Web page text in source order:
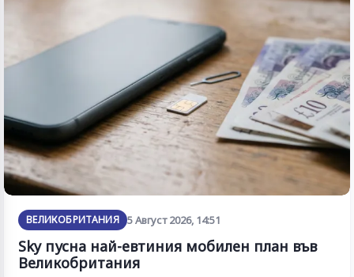
ВЕЛИКОБРИТАНИЯ 5 Август 2026, 14:51
Sky пусна най-евтиния мобилен план във
Великобритания